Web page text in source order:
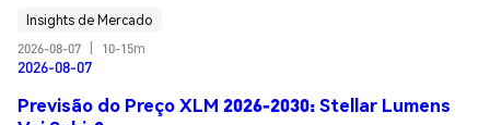
Insights de Mercado
2026-08-07
10-15m
2026-08-07
Previsão do Preço XLM 2026-2030: Stellar Lumens